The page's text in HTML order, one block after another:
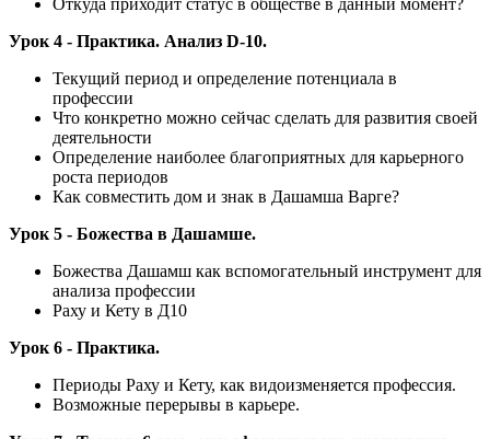
Откуда приходит статус в обществе в данный момент?
Урок 4 - Практика. Анализ D-10.
Текущий период и определение потенциала в
профессии
Что конкретно можно сейчас сделать для развития своей
деятельности
Определение наиболее благоприятных для карьерного
роста периодов
Как совместить дом и знак в Дашамша Варге?
Урок 5 - Божества в Дашамше.
Божества Дашамш как вспомогательный инструмент для
анализа профессии
Раху и Кету в Д10
Урок 6 - Практика.
Периоды Раху и Кету, как видоизменяется профессия.
Возможные перерывы в карьере.